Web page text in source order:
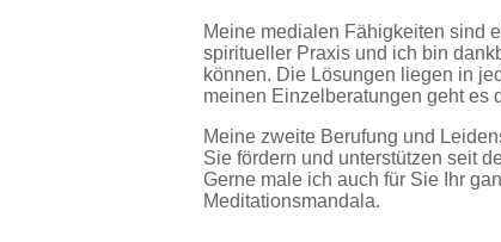
Meine medialen Fähigkeiten sind
spiritueller Praxis und ich bin
können. Die Lösungen liegen in
meinen Einzelberatungen geht es
Meine zweite Berufung und
Sie fördern und unterstützen seit
Gerne male ich auch für Sie Ihr
Meditationsmandala.